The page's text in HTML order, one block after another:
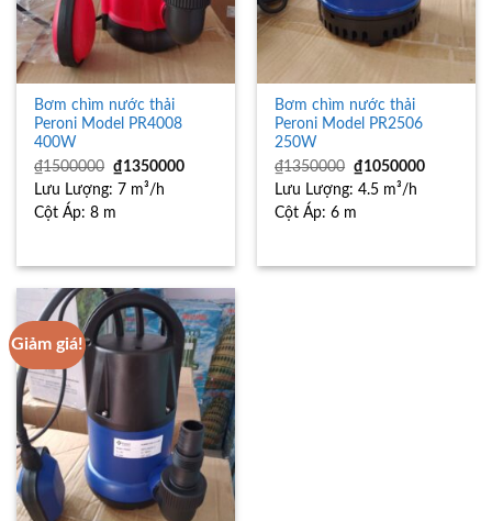
Bơm chìm nước thải
Peroni Model PR4008
400W
₫1500000 Giá
gốc
là:
₫1350000Giá
Lưu Lượng: 7 m³/h
Cột Áp:8 m
Bơm chìm nước thải
Peroni Model PR2506
250W
₫1350000 Giá
gốc
là:
₫1050000Giá
Lưu Lượng:4.5 m³/h
Cột Áp:6 m
Giảm giá!